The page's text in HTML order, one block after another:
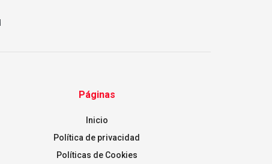
Páginas
Inicio
Política de privacidad
Políticas de Cookies